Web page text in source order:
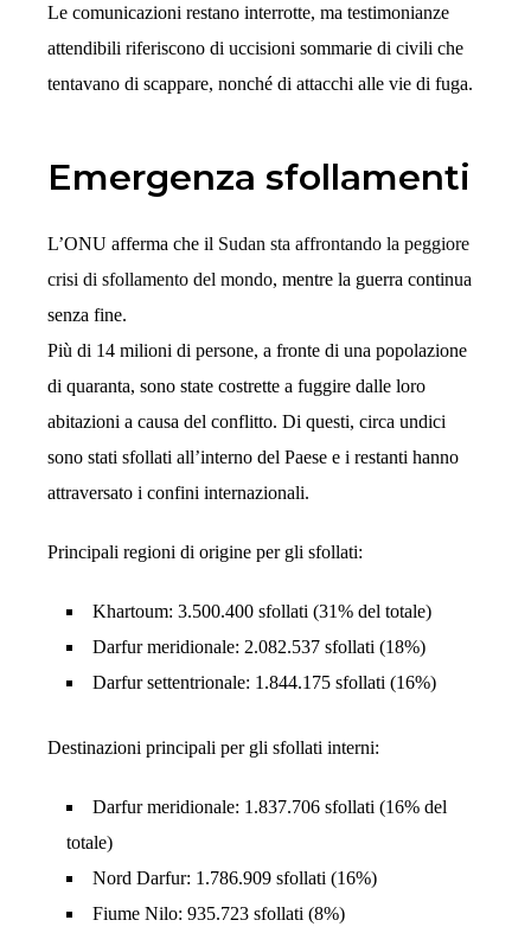
Le comunicazioni restano interrotte, ma testimonianze
attendibili riferiscono di uccisioni sommarie di civili che
tentavano di scappare, nonché di attacchi alle vie di fuga.
Emergenza sfollamenti
L’ONU afferma che il Sudan sta affrontando la peggiore
crisi di sfollamento del mondo, mentre la guerra continua
senza fine.
Più di 14 milioni di persone, a fronte di una popolazione
di quaranta, sono state costrette a fuggire dalle loro
abitazioni a causa del conflitto. Di questi, circa undici
sono stati sfollati all’interno del Paese e i restanti hanno
attraversato i confini internazionali.
Principali regioni di origine per gli sfollati:
Khartoum: 3.500.400 sfollati (31% del totale)
Darfur meridionale: 2.082.537 sfollati (18%)
Darfur settentrionale: 1.844.175 sfollati (16%)
Destinazioni principali per gli sfollati interni:
Darfur meridionale: 1.837.706 sfollati (16% del
totale)
Nord Darfur: 1.786.909 sfollati (16%)
Fiume Nilo: 935.723 sfollati (8%)